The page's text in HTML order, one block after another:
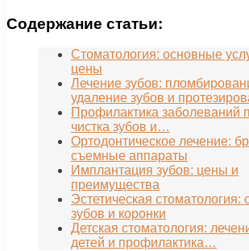
Содержание статьи:
Стоматология: основные
цены
Лечение зубов:
удаление зубов и
Профилактика заболеваний
чистка зубов и…
Ортодонтическое лечение:
съемные аппараты
Имплантация зубов: цены и
преимущества
Эстетическая стоматология:
зубов и коронки
Детская стоматология:
детей и профилактика…